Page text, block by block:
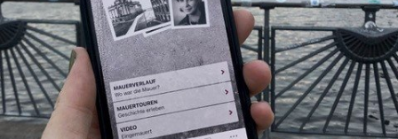
In
Lightbox
öffnen